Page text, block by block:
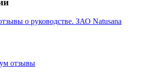
о руководстве. ЗАО Natusana
отзывы